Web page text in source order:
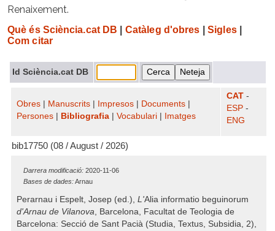
Renaixement.
Què és Sciència.cat DB Catàleg d'obres Sigles|
Com citar
Id Sciència.cat DB
Obres Manuscrits Impresos Documents
Persones
Bibliografia Vocabulari Imatges
CAT -
ESP -
ENG
bib17750 (08 / August / 2026)
Darrera modificació: 2020-11-06
Bases de dades:Arnau
Perarnau i Espelt, Josep (ed.), L'Alia informatio beguinorum
d'Arnau de Vilanova, Barcelona, Facultat de Teologia de
Barcelona: Secció de Sant Pacià (Studia, Textus, Subsidia, 2),